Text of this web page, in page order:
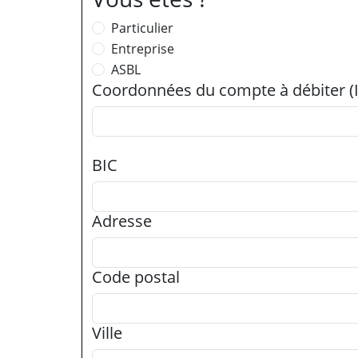
Particulier
Entreprise
ASBL
Coordonnées du compte à débiter
BIC
Adresse
Code postal
Ville